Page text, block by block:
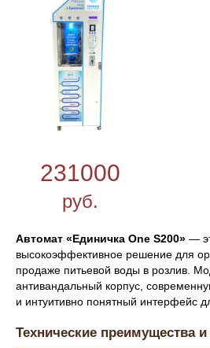
231000
руб.
Автомат «Единичка One S200» —
высокоэффективное решение для
продаже питьевой воды в розлив.
антивандальный корпус,
и интуитивно понятный интерфейс
Технические преимущества и